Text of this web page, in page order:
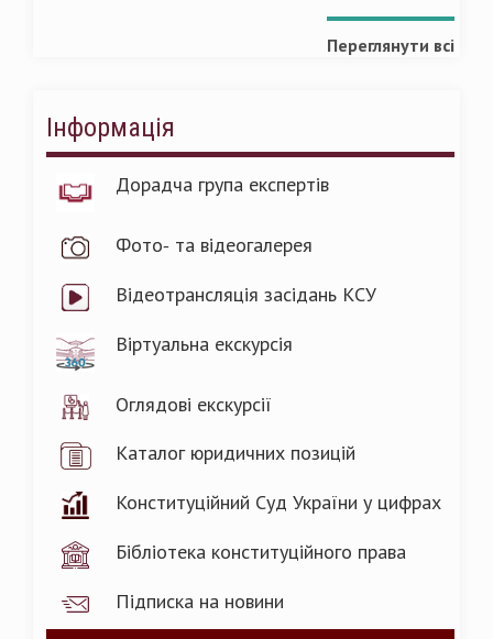
Переглянути всі
Інформація
Дорадча група експертів
Фото- та відеогалерея
Відеотрансляція засідань КСУ
Віртуальна екскурсія
Оглядові екскурсії
Каталог юридичних позицій
Конституційний Суд України у цифрах
Бібліотека конституційного права
Підписка на новини